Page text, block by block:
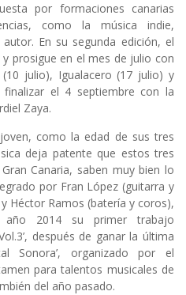
por formaciones canarias
como la música indie,
En su segunda edición, el
prosigue en el mes de julio con
julio), Igualacero (17 julio) y
el 4 septiembre con la
Zaya.
como la edad de sus tres
deja patente que estos tres
Canaria, saben muy bien lo
por Fran López (guitarra y
Héctor Ramos (batería y coros),
2014 su primer trabajo
después de ganar la última
Sonora’, organizado por el
para talentos musicales de
del año pasado.